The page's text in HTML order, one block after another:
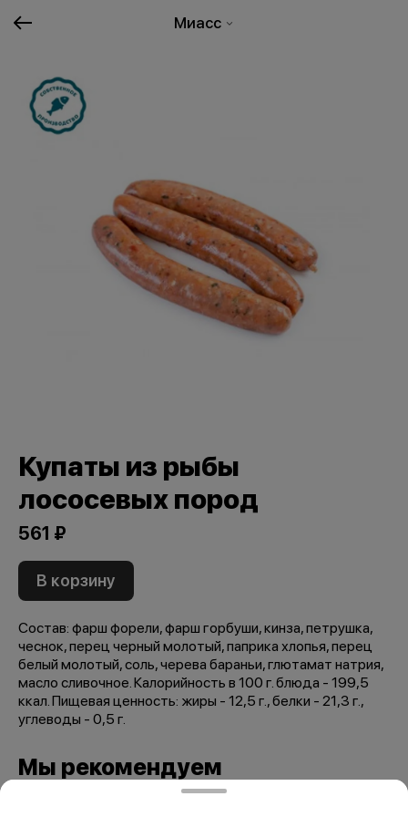
Миасс
Купаты из рыбы
лососевых пород
561 ₽
В корзину
Состав: фарш форели, фарш горбуши, кинза, петрушка,
чеснок, перец черный молотый, паприка хлопья, перец
белый молотый, соль, черева бараньи, глютамат натрия,
масло сливочное. Калорийность в 100 г. блюда - 199,5
ккал. Пищевая ценность: жиры - 12,5 г., белки - 21,3 г.,
углеводы - 0,5 г.
Мы рекомендуем